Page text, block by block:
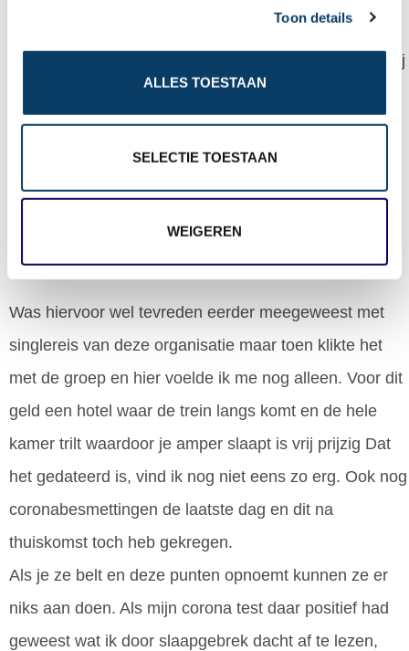
Toon details
ALLES TOESTAAN
SELECTIE TOESTAAN
WEIGEREN
boeken. Hun service is zwaar teleurstellend. Voor de
prijs die je bij hen betaalt voor een reis, kun je beter bij
een andere organisatie boeken, waar wel service
geleverd wordt.
op 6 oktober 2022
bestemming: Duitsland, reisperiode: september 2022
Was hiervoor wel tevreden eerder meegeweest met
singlereis van deze organisatie maar toen klikte het
met de groep en hier voelde ik me nog alleen. Voor dit
geld een hotel waar de trein langs komt en de hele
kamer trilt waardoor je amper slaapt is vrij prijzig Dat
het gedateerd is, vind ik nog niet eens zo erg. Ook nog
coronabesmettingen de laatste dag en dit na
thuiskomst toch heb gekregen.
Als je ze belt en deze punten opnoemt kunnen ze er
niks aan doen. Als mijn corona test daar positief had
geweest wat ik door slaapgebrek dacht af te lezen,